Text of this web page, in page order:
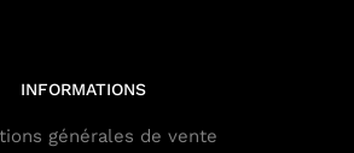
INFORMATIONS
générales de vente